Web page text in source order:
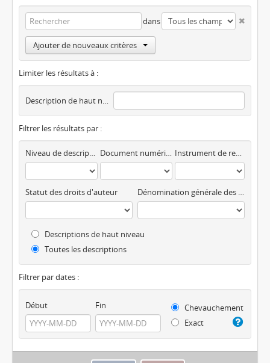
dans
Ajouter de nouveaux critères
Limiter les résultats à :
Description de haut niveau
Filtrer les résultats par :
Niveau de description Document numérique disponible Instrument de recherche
Statut des droits d'auteur Dénomination générale des documents
Descriptions de haut niveau
Toutes les descriptions
Filtrer par dates :
Début Fin
Chevauchement
Exact